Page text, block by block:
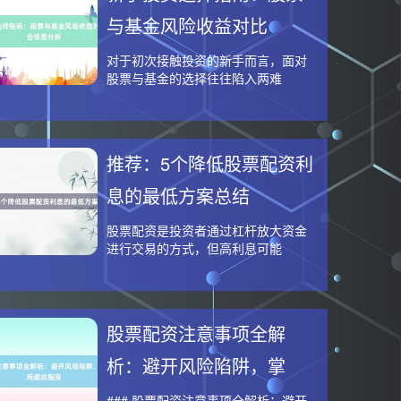
与基金风险收益对比
对于初次接触投资的新手而言，面对
股票与基金的选择往往陷入两难
推荐：5个降低股票配资利
息的最低方案总结
股票配资是投资者通过杠杆放大资金
进行交易的方式，但高利息可能
股票配资注意事项全解
析：避开风险陷阱，掌